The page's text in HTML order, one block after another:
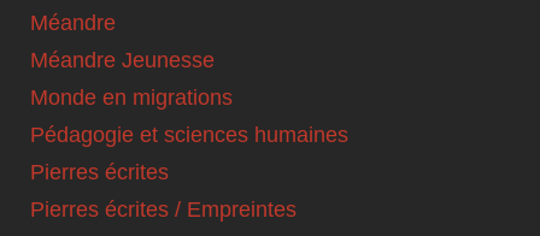
Méandre
Méandre Jeunesse
Monde en migrations
Pédagogie et sciences humaines
Pierres écrites
Pierres écrites / Empreintes